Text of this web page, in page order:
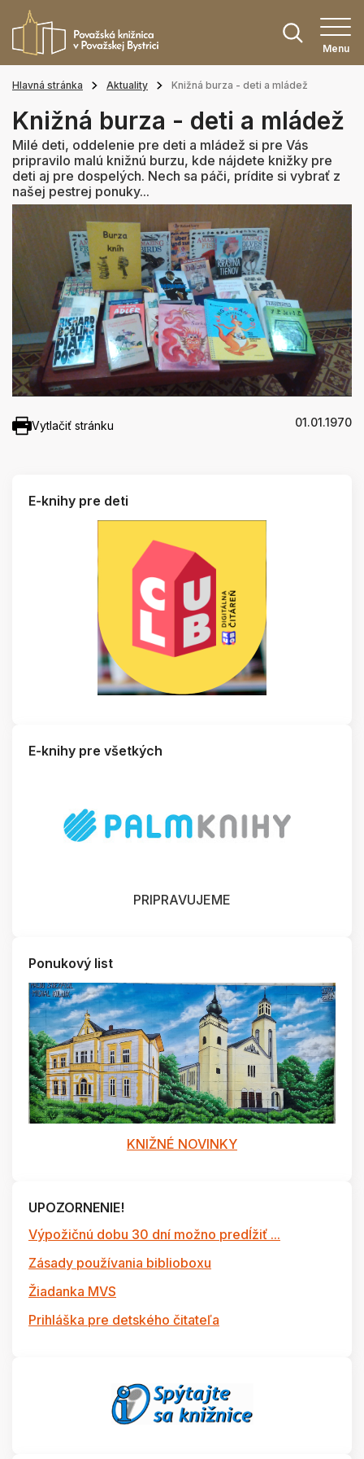
Menu
Hlavná stránka Aktuality Knižná burza - deti a mládež
Knižná burza - deti a mládež
Milé deti, oddelenie pre deti a mládež si pre Vás
pripravilo malú knižnú burzu, kde nájdete knižky pre
deti aj pre dospelých. Nech sa páči, prídite si vybrať z
našej pestrej ponuky...
Vytlačiť stránku 01.01.1970
E-knihy pre deti
E-knihy pre všetkých
PRIPRAVUJEME
Ponukový list
KNIŽNÉ NOVINKY
UPOZORNENIE!
Výpožičnú dobu 30 dní možno predĺžiť ...
Zásady používania biblioboxu
Žiadanka MVS
Prihláška pre detského čitateľa